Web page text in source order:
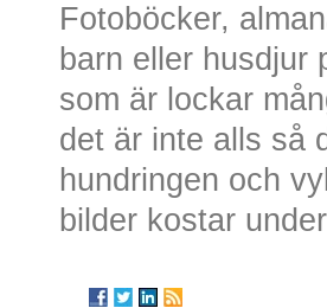
Fotoböcker,
barn eller husdjur
som är lockar
det är inte alls så
hundringen och
bilder kostar